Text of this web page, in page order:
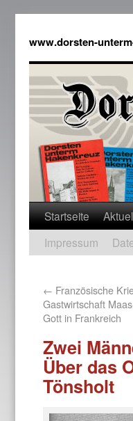
www.dorsten-
Startseite
Impressum
← Französische
Gastwirtschaft
Gott in Frankreich
Zwei
Über das
Tönsholt